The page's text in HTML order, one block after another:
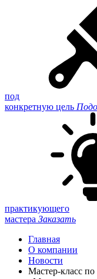
под
конкретную цель
практикующего
мастера Заказать
Главная
О компании
Новости
Мастер-класс